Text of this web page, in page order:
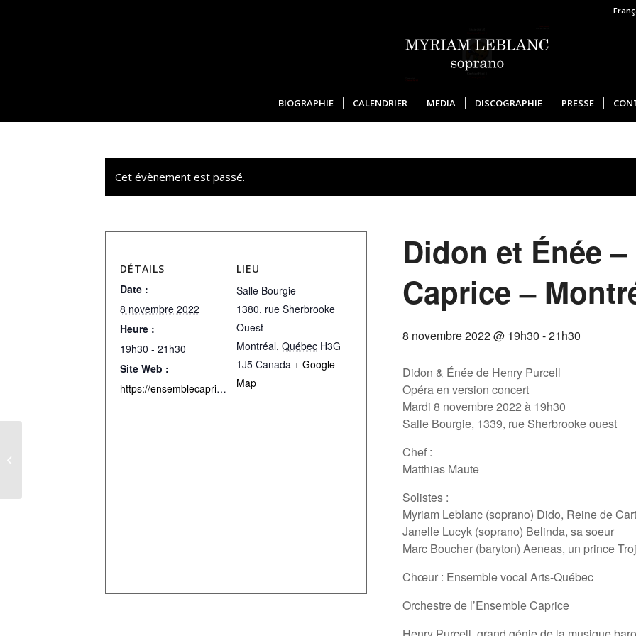
BIOGRAPHIE CALENDRIER MEDIA DISCOGRAPHIE PRESSE
Cet évènement est passé.
Didon et Énée
Caprice –
8 novembre 2022 @ 19h30 -21h30
Didon & Énée de Henry Purcell
Opéra en version concert
Mardi 8 novembre 2022 à 19h30
Salle Bourgie, 1339, rue Sherbrooke ouest
Chef :
Matthias Maute
Solistes :
Myriam Leblanc (soprano) Dido, Reine de
Janelle Lucyk (soprano) Belinda, sa soeur
Marc Boucher (baryton) Aeneas, un prince
Chœur : Ensemble vocal Arts-Québec
Orchestre de l’Ensemble Caprice
DÉTAILS
Date :
8 novembre 2022
Heure :
19h30 - 21h30
Site Web :
https://ensemblecaprice.com/events/didon-aeneas/
LIEU
Salle Bourgie
1380, rue Sherbrooke
Ouest
Montréal, Québec H3G
1J5 Canada + Google
Map